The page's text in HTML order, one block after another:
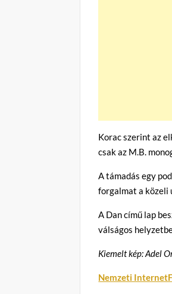
Korac szerint az
csak az M.B.
A támadás egy
forgalmat a közeli
A Dan című lap
válságos
Kiemelt kép: Adel
Nemzeti